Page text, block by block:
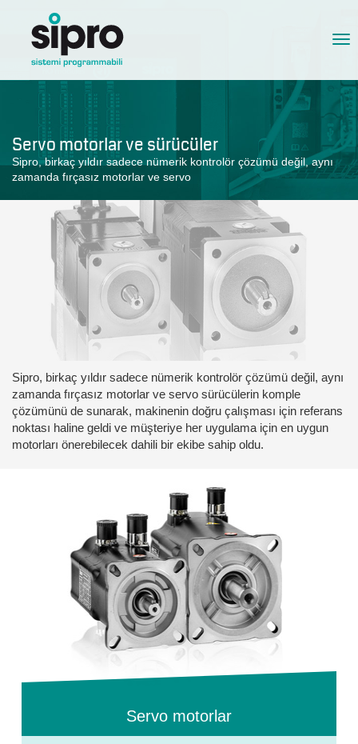
Servo motorlar ve sürücüler
Sipro, birkaç yıldır sadece nümerik kontrolör çözümü değil, aynı
zamanda fırçasız motorlar ve servo
Sipro, birkaç yıldır sadece nümerik kontrolör çözümü değil, aynı
zamanda fırçasız motorlar ve servo sürücülerin komple
çözümünü de sunarak, makinenin doğru çalışması için referans
noktası haline geldi ve müşteriye her uygulama için en uygun
motorları önerebilecek dahili bir ekibe sahip oldu.
Servo motorlar